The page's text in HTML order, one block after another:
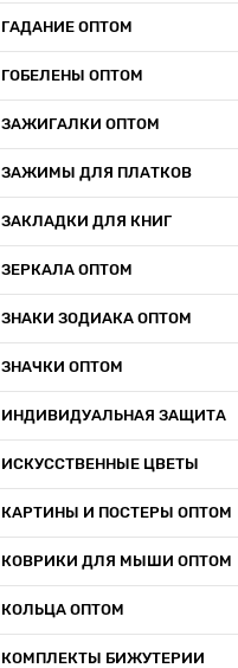
ГАДАНИЕ ОПТОМ
ГОБЕЛЕНЫ ОПТОМ
ЗАЖИГАЛКИ ОПТОМ
ЗАЖИМЫ ДЛЯ ПЛАТКОВ
ЗАКЛАДКИ ДЛЯ КНИГ
ЗЕРКАЛА ОПТОМ
ЗНАКИ ЗОДИАКА ОПТОМ
ЗНАЧКИ ОПТОМ
ИНДИВИДУАЛЬНАЯ ЗАЩИТА
ИСКУССТВЕННЫЕ ЦВЕТЫ
КАРТИНЫ И ПОСТЕРЫ ОПТОМ
КОВРИКИ ДЛЯ МЫШИ ОПТОМ
КОЛЬЦА ОПТОМ
КОМПЛЕКТЫ БИЖУТЕРИИ